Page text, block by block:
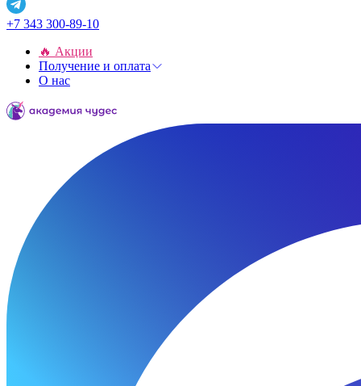
+7 343 300-89-10
🔥 Акции
Получение и оплата
О нас